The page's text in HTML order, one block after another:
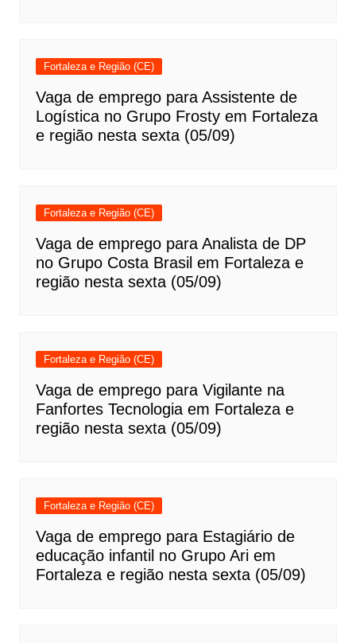
Fortaleza e Região (CE)
Vaga de emprego para Assistente de
Logística no Grupo Frosty em Fortaleza
e região nesta sexta (05/09)
Fortaleza e Região (CE)
Vaga de emprego para Analista de DP
no Grupo Costa Brasil em Fortaleza e
região nesta sexta (05/09)
Fortaleza e Região (CE)
Vaga de emprego para Vigilante na
Fanfortes Tecnologia em Fortaleza e
região nesta sexta (05/09)
Fortaleza e Região (CE)
Vaga de emprego para Estagiário de
educação infantil no Grupo Ari em
Fortaleza e região nesta sexta (05/09)